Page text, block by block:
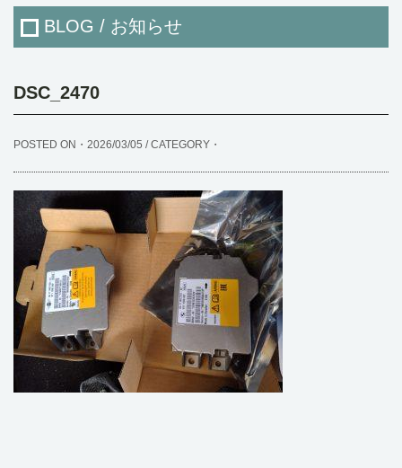
BLOG / お知らせ
DSC_2470
POSTED ON・2026/03/05 / CATEGORY・